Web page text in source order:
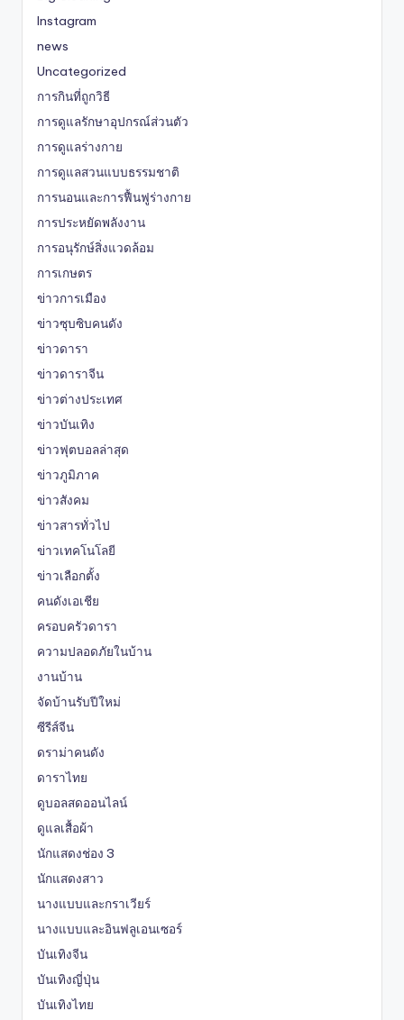
Instagram
news
Uncategorized
การกินที่ถูกวิธี
การดูแลรักษาอุปกรณ์ส่วนตัว
การดูแลร่างกาย
การดูแลสวนแบบธรรมชาติ
การนอนและการฟื้นฟูร่างกาย
การประหยัดพลังงาน
การอนุรักษ์สิ่งแวดล้อม
การเกษตร
ข่าวการเมือง
ข่าวซุบซิบคนดัง
ข่าวดารา
ข่าวดาราจีน
ข่าวต่างประเทศ
ข่าวบันเทิง
ข่าวฟุตบอลล่าสุด
ข่าวภูมิภาค
ข่าวสังคม
ข่าวสารทั่วไป
ข่าวเทคโนโลยี
ข่าวเลือกตั้ง
คนดังเอเชีย
ครอบครัวดารา
ความปลอดภัยในบ้าน
งานบ้าน
จัดบ้านรับปีใหม่
ซีรีส์จีน
ดราม่าคนดัง
ดาราไทย
ดูบอลสดออนไลน์
ดูแลเสื้อผ้า
นักแสดงช่อง 3
นักแสดงสาว
นางแบบและกราเวียร์
นางแบบและอินฟลูเอนเซอร์
บันเทิงจีน
บันเทิงญี่ปุ่น
บันเทิงไทย